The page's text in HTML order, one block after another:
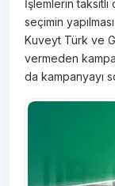
İşlemlerin taksitli
seçimin
Kuveyt Türk ve
vermeden
da kampanyayı